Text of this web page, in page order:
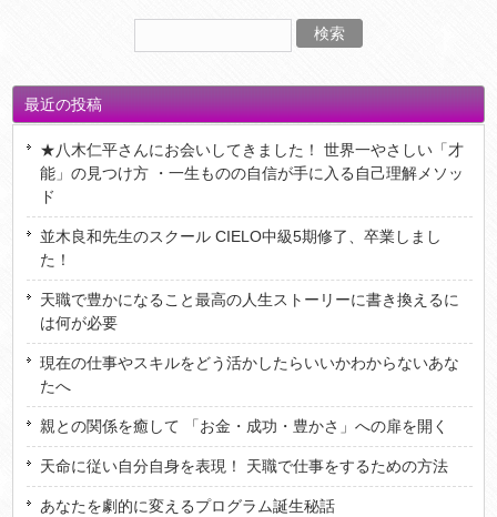
最近の投稿
★八木仁平さんにお会いしてきました！ 世界一やさしい「才
能」の見つけ方 ・一生ものの自信が手に入る自己理解メソッ
ド
並木良和先生のスクール CIELO中級5期修了、卒業しまし
た！
天職で豊かになること最高の人生ストーリーに書き換えるに
は何が必要
現在の仕事やスキルをどう活かしたらいいかわからないあな
たへ
親との関係を癒して 「お金・成功・豊かさ」への扉を開く
天命に従い自分自身を表現！ 天職で仕事をするための方法
あなたを劇的に変えるプログラム誕生秘話